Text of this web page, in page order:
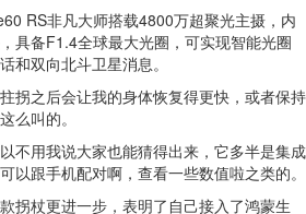
RS非凡大师搭载4800万超聚光主摄，内
具备F1.4全球最大光圈，可实现智能光圈
和双向北斗卫星消息。
之后会让我的身体恢复得更快，或者保持
么叫的。
用我说大家也能猜得出来，它多半是集成
以跟手机配对啊，查看一些数值啦之类的。
杖更进一步，表明了自己接入了鸿蒙生